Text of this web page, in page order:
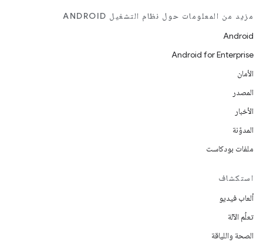
مزيد من المعلومات حول نظام التشغيل ANDROID
Android
Android for Enterprise
الأمان
المصدر
الأخبار
المدوّنة
ملفات بودكاست
استكشاف
ألعاب فيديو
تعلُم الآلة
الصحة واللياقة